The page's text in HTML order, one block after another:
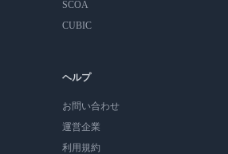
SCOA
CUBIC
ヘルプ
お問い合わせ
運営企業
利用規約